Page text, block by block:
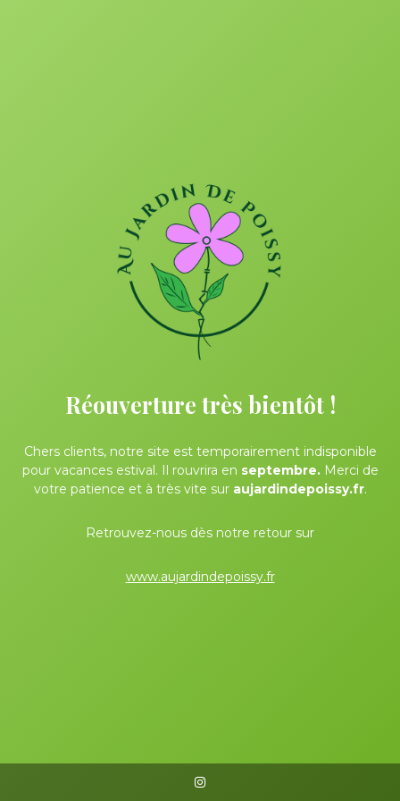
Réouverture très bientôt !
Chers clients, notre site est temporairement indisponible
pour vacances estival. Il rouvrira en septembre. Merci de
votre patience et à très vite sur aujardindepoissy.fr.
Retrouvez-nous dès notre retour sur
www.aujardindepoissy.fr